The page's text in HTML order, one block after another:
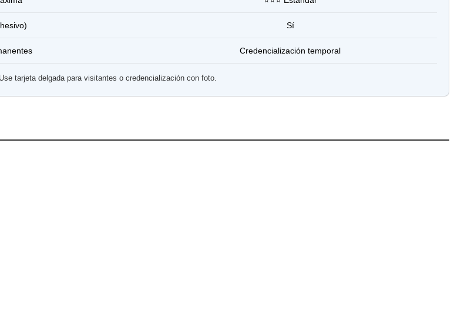
Sí
Credencialización temporal
tarjeta delgada para visitantes o credencialización con foto.